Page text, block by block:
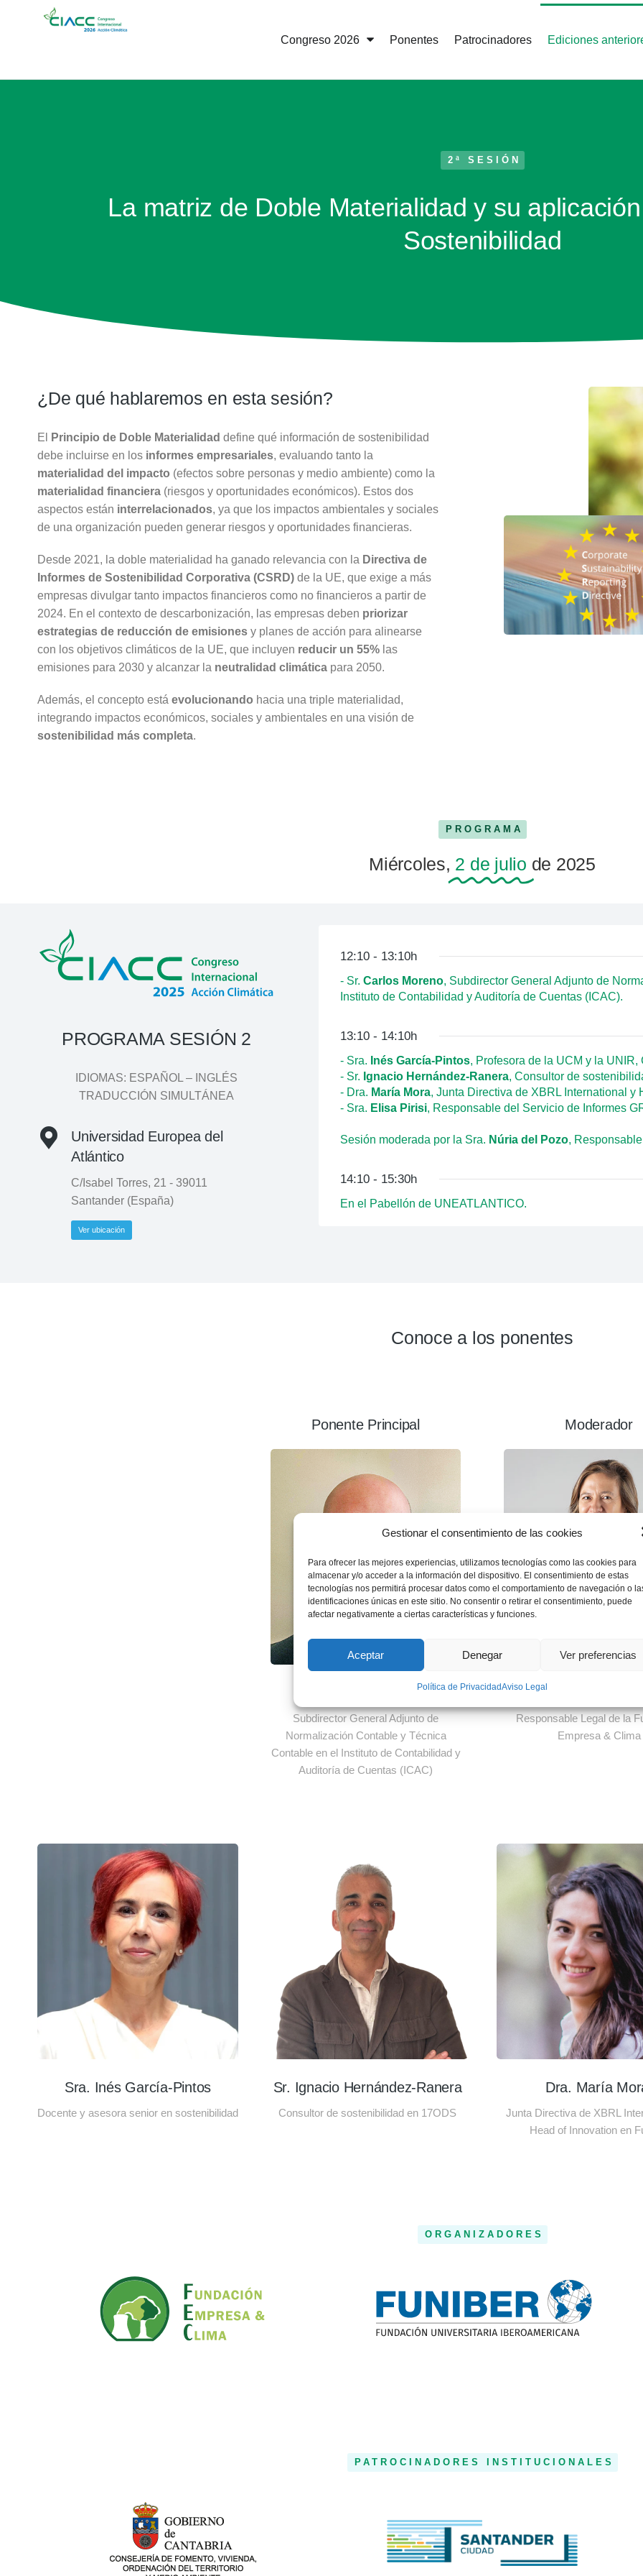
Gestionar el consentimiento de las cookies
Para ofrecer las mejores experiencias, utilizamos tecnologías como las cookies para
almacenar y/o acceder a la información del dispositivo. El consentimiento de estas
tecnologías nos permitirá procesar datos como el comportamiento de navegación o
identificaciones únicas en este sitio. No consentir o retirar el consentimiento, puede
afectar negativamente a ciertas características y funciones.
Aceptar Denegar Ver preferencias
Política de PrivacidadAviso Legal
Congreso 2026 Ponentes Patrocinadores Ediciones
2ª SESIÓN
La matriz de Doble Materialidad y su
Sostenibilidad
¿De qué hablaremos en esta sesión?
El Principio de Doble Materialidad define qué información de sostenibilidad
debe incluirse en los informes empresariales, evaluando tanto la
materialidad del impacto (efectos sobre personas y medio ambiente) como la
materialidad financiera (riesgos y oportunidades económicos). Estos dos
aspectos están interrelacionados, ya que los impactos ambientales y sociales
de una organización pueden generar riesgos y oportunidades financieras.
Desde 2021, la doble materialidad ha ganado relevancia con la Directiva de
Informes de Sostenibilidad Corporativa (CSRD) de la UE, que exige a más
empresas divulgar tanto impactos financieros como no financieros a partir de
2024. En el contexto de descarbonización, las empresas deben priorizar
estrategias de reducción de emisiones y planes de acción para alinearse
con los objetivos climáticos de la UE, que incluyen reducir un 55% las
emisiones para 2030 y alcanzar la neutralidad climática para 2050.
Además, el concepto está evolucionando hacia una triple materialidad,
integrando impactos económicos, sociales y ambientales en una visión de
sostenibilidad más completa.
PROGRAMA
Miércoles, 2 de julio de 2025
PROGRAMA SESIÓN 2
IDIOMAS: ESPAÑOL – INGLÉS
TRADUCCIÓN SIMULTÁNEA
Universidad Europea del
Atlántico
C/Isabel Torres, 21 - 39011
Santander (España)
Ver ubicación
12:10 - 13:10h
- Sr. Carlos Moreno, Subdirector General Adjunto de
Instituto de Contabilidad y Auditoría de Cuentas (ICAC).
13:10 - 14:10h
- Sra. Inés García-Pintos, Profesora de la UCM y la
- Sr. Ignacio Hernández-Ranera, Consultor de
- Dra. María Mora, Junta Directiva de XBRL International y
- Sra. Elisa Pirisi, Responsable del Servicio de Informes
Sesión moderada por la Sra. Núria del Pozo,
14:10 - 15:30h
En el Pabellón de UNEATLANTICO.
Conoce a los ponentes
Ponente Principal
Sr. Carlos Moreno
Subdirector General Adjunto de
Normalización Contable y Técnica
Contable en el Instituto de Contabilidad y
Auditoría de Cuentas (ICAC)
Moderador
Sra. Núria del
Responsable Legal de la
Empresa & Clima
Sra. Inés García-Pintos
Docente y asesora senior en sostenibilidad
Sr. Ignacio Hernández-Ranera
Consultor de sostenibilidad en 17ODS
Dra. María
Junta Directiva de XBRL
Head of Innovation en
ORGANIZADORES
PATROCINADORES INSTITUCIONALES